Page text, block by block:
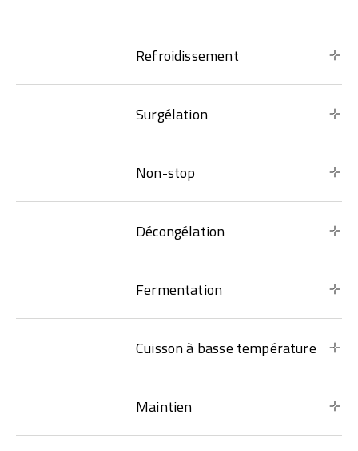
Refroidissement
Surgélation
Non-stop
Décongélation
Fermentation
Cuisson à basse température
Maintien